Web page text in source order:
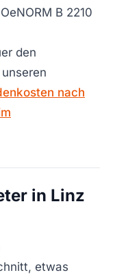
B 2210
den
nach
in Linz
etwas